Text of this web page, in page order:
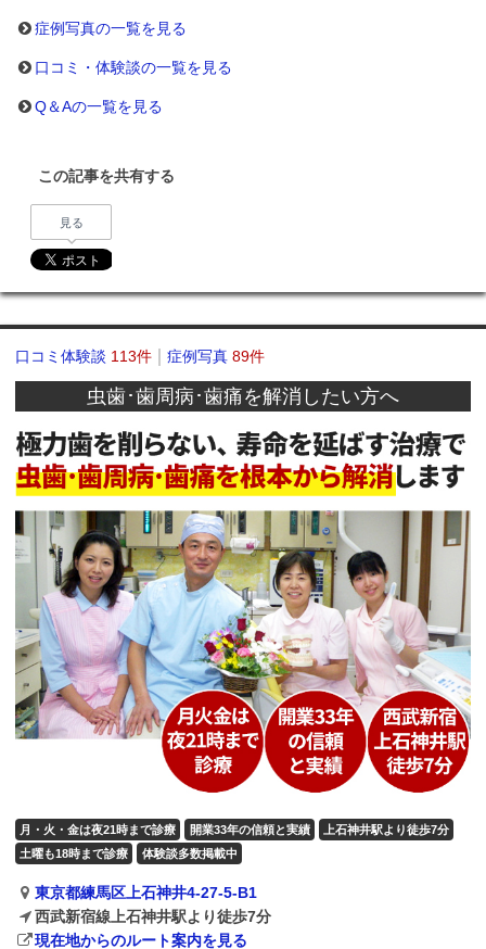
症例写真の一覧を見る
口コミ・体験談の一覧を見る
Q＆Aの一覧を見る
この記事を共有する
見る
口コミ体験談 113件 症例写真89件
虫歯･歯周病･歯痛を解消したい方へ
月・火・金は夜21時まで診療 開業33年の信頼と実績
上石神井駅より徒歩7分
土曜も18時まで診療
体験談多数掲載中
東京都練馬区上石神井4-27-5-B1
西武新宿線上石神井駅より徒歩7分
現在地からのルート案内を見る